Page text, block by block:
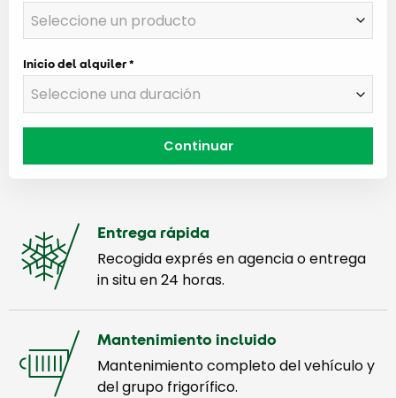
Inicio del alquiler
Entrega rápida
Recogida exprés en agencia o entrega
in situ en 24 horas.
Mantenimiento incluido
Mantenimiento completo del vehículo y
del grupo frigorífico.